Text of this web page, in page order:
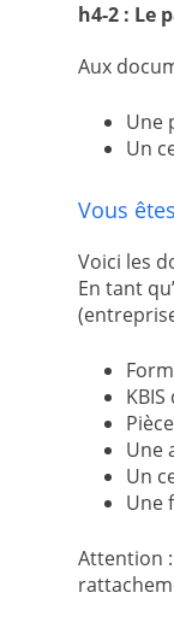
h4-2 : Le
Aux
Une
Un
Vous
Voici les
En tant
Une
Un
Une
Attention